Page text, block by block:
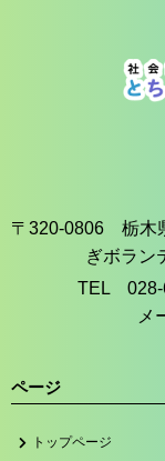
〒320-0806 栃木
ぎボラ
TEL 028-
メ
ページ
トップページ